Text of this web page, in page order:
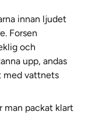
innan ljudet
Forsen
och
upp, andas
med vattnets
man packat klart